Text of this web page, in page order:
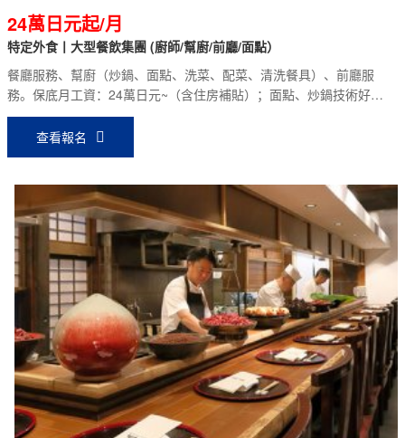
24萬日元起/月
特定外食丨大型餐飲集團 (廚師/幫廚/前廳/面點）
餐廳服務、幫廚（炒鍋、面點、洗菜、配菜、清洗餐具）、前廳服
務。保底月工資：24萬日元~（含住房補貼）；面點、炒鍋技術好的
更高，面試時面議。
查看報名